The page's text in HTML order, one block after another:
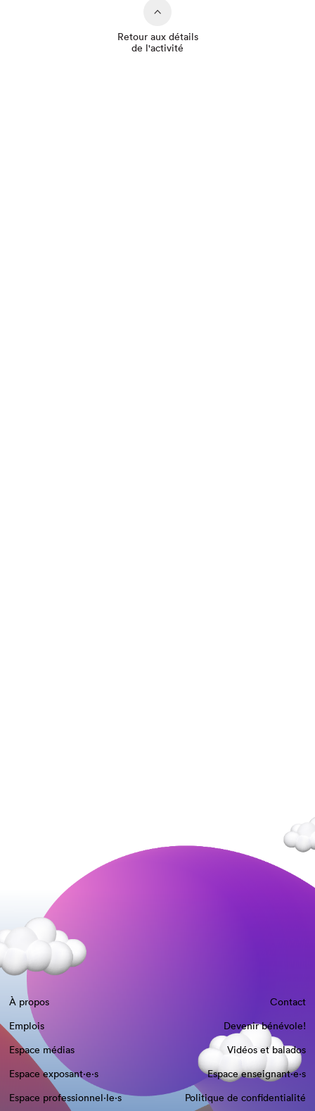
Retour aux détails
de l'activité
À propos
Contact
Emplois
Devenir bénévole!
Espace médias
Vidéos et balados
Espace exposant·e⋅s
Espace enseignant·e⋅s
Espace professionnel·le⋅s
Politique de confidentialité